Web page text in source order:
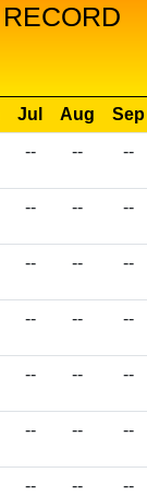
Jul Aug
Sep
-- -- --
-- -- --
-- -- --
-- -- --
-- -- --
-- -- --
-- -- --